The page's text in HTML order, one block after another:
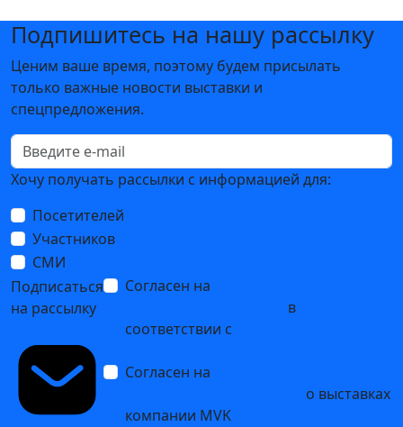
Подпишитесь на нашу рассылку
Ценим ваше время, поэтому будем присылать
только важные новости выставки и
спецпредложения.
Хочу получать рассылки с информацией для:
Посетителей
Участников
СМИ
Подписаться
на рассылку
Согласен на
в
соответствии с
Согласен на
о выставках
компании MVK